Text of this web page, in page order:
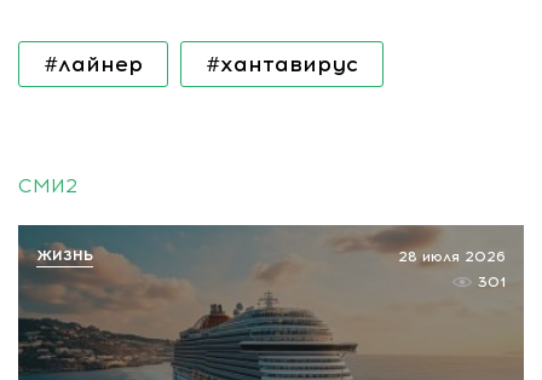
#лайнер #хантавирус
СМИ2
28 июля 2026
301
ЖИЗНЬ